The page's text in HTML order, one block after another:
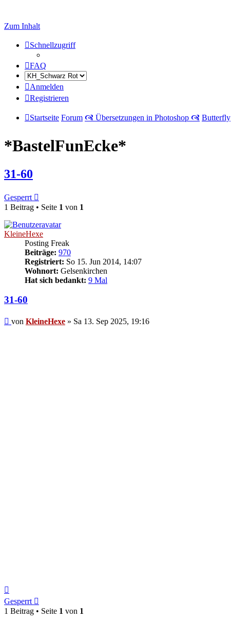
Zum Inhalt
Schnellzugriff
FAQ
Anmelden
Registrieren
Startseite Forum 🙧 Übersetzungen in Photoshop 🙧 Butterfly
*BastelFunEcke*
31-60
Gesperrt
1 Beitrag • Seite 1 von 1
KleineHexe
Posting Freak
Beiträge: 970
Registriert: So 15. Jun 2014, 14:07
Wohnort: Gelsenkirchen
Hat sich bedankt: 9 Mal
31-60
Beitrag
von KleineHexe » Sa 13. Sep 2025, 19:16
oben
Gesperrt
1 Beitrag • Seite 1 von 1